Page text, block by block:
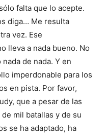
falta que lo acepte.
diga… Me resulta
vez. Ese
lleva a nada bueno. No
de nada. Y en
imperdonable para los
en pista. Por favor,
que a pesar de las
mil batallas y de su
se ha adaptado, ha